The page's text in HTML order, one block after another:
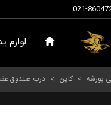
021-
لوازم
پورشه > کاین > درب صندوق عقب پورشه کاین